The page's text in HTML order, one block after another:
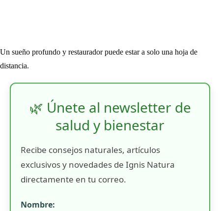
Un sueño profundo y restaurador puede estar a solo una hoja de
distancia.
🌿 Únete al newsletter de
salud y bienestar
Recibe consejos naturales, artículos
exclusivos y novedades de Ignis Natura
directamente en tu correo.
Nombre: